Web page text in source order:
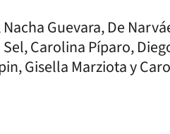
Guevara, De
Carolina Píparo,
Gisella Marziota y